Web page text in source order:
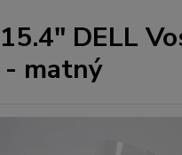
DELL
matný